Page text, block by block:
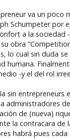
va un poco
Schumpeter por
a la sociedad
obra
lo cual sin duda
humana.
-y el del rol
sin entrepreneurs
administradores
de (nueva)
la contracara de
habrá pues